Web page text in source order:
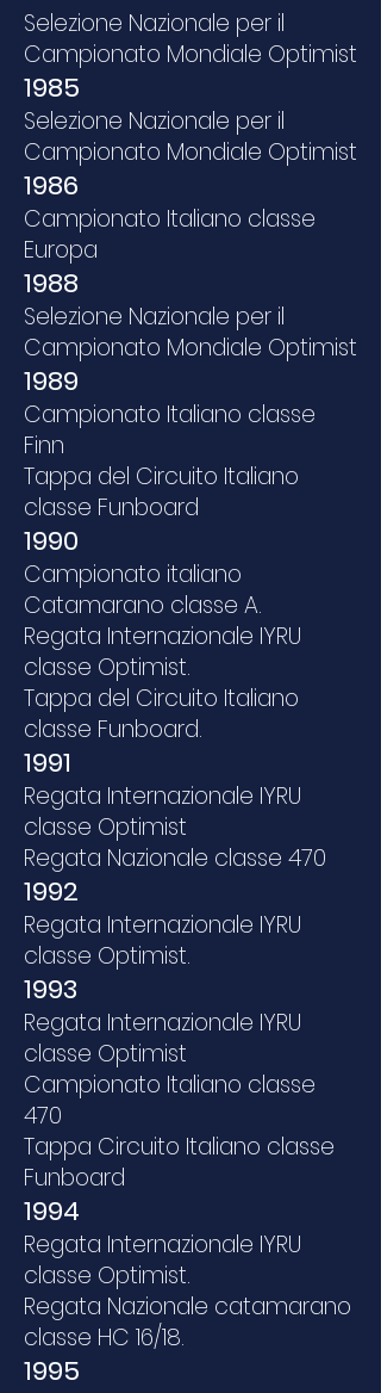
Selezione Nazionale per il
Campionato Mondiale Optimist
1985
Selezione Nazionale per il
Campionato Mondiale Optimist
1986
Campionato Italiano classe
Europa
1988
Selezione Nazionale per il
Campionato Mondiale Optimist
1989
Campionato Italiano classe
Finn
Tappa del Circuito Italiano
classe Funboard
1990
Campionato italiano
Catamarano classe A.
Regata Internazionale IYRU
classe Optimist.
Tappa del Circuito Italiano
classe Funboard.
1991
Regata Internazionale IYRU
classe Optimist
Regata Nazionale classe 470
1992
Regata Internazionale IYRU
classe Optimist.
1993
Regata Internazionale IYRU
classe Optimist
Campionato Italiano classe
470
Tappa Circuito Italiano classe
Funboard
1994
Regata Internazionale IYRU
classe Optimist.
Regata Nazionale catamarano
classe HC 16/18.
1995